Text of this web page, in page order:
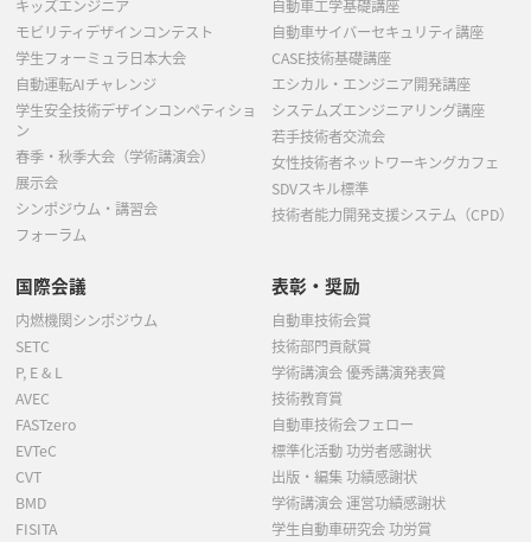
キッズエンジニア
モビリティデザインコンテスト
学生フォーミュラ日本大会
自動運転AIチャレンジ
学生安全技術デザインコンペティショ
ン
春季・秋季大会（学術講演会）
展示会
シンポジウム・講習会
フォーラム
自動車工学基礎講座
自動車サイバーセキュリティ講座
CASE技術基礎講座
エシカル・エンジニア開発講座
システムズエンジニアリング講座
若手技術者交流会
女性技術者ネットワーキングカフェ
SDVスキル標準
技術者能力開発支援システム（CPD）
国際会議
内燃機関シンポジウム
SETC
P, E & L
AVEC
FASTzero
EVTeC
CVT
BMD
FISITA
表彰・奨励
自動車技術会賞
技術部門貢献賞
学術講演会 優秀講演発表賞
技術教育賞
自動車技術会フェロー
標準化活動 功労者感謝状
出版・編集 功績感謝状
学術講演会 運営功績感謝状
学生自動車研究会 功労賞